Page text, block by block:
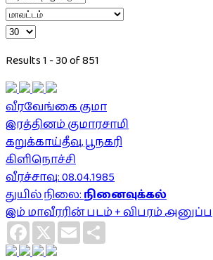
Results 1 - 30 of 851
வீரவேங்கை குமா
இரத்தினம் குமாரசாமி
கறுக்காய்தீவு, பூநகரி
கிளிநொச்சி
வீரச்சாவு: 08.04.1985
துயில் நிலை:நினைவுக்கல்
இம் மாவீரரின் படம் + விபரம் அனுப்ப
Facebook
X Email